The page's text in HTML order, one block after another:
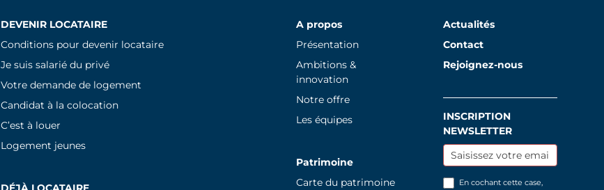
DEVENIR LOCATAIRE
Conditions pour devenir locataire
Je suis salarié du privé
Votre demande de logement
Candidat à la colocation
C’est à louer
Logement jeunes
A propos
Présentation
Ambitions &
innovation
Notre offre
Les équipes
Patrimoine
Carte du patrimoine
Actualités
Contact
Rejoignez-nous
Inscription
newsletter
INSCRIPTION
NEWSLETTER
En cochant cette case,